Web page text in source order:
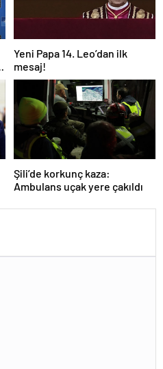
Yeni Papa 14. Leo’dan ilk
mesaj!
Şili’de korkunç kaza:
Ambulans uçak yere çakıldı